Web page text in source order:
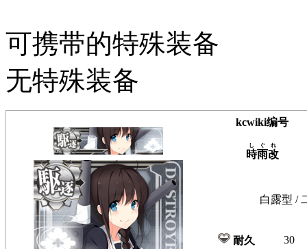
可携带的特殊装备
无特殊装备
kcwiki编号
時雨改
しぐれ
白露型 /
耐久 30